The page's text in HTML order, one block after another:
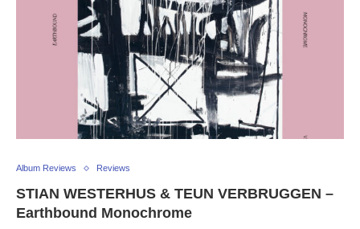
Album Reviews Reviews
STIAN WESTERHUS & TEUN VERBRUGGEN –
Earthbound Monochrome